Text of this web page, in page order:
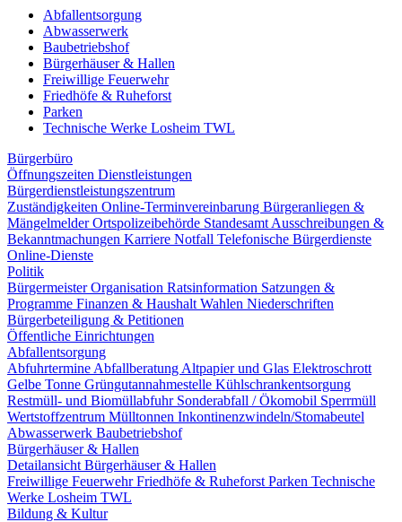
Abfallentsorgung
Abwasserwerk
Baubetriebshof
Bürgerhäuser & Hallen
Freiwillige Feuerwehr
Friedhöfe & Ruheforst
Parken
Technische Werke Losheim TWL
Bürgerbüro
Öffnungszeiten Dienstleistungen
Bürgerdienstleistungszentrum
Zuständigkeiten Online-Terminvereinbarung Bürgeranliegen &
MängelmelderOrtspolizeibehörde Standesamt Ausschreibungen &
Bekanntmachungen Karriere Notfall Telefonische Bürgerdienste
Online-Dienste
Politik
BürgermeisterOrganisation Ratsinformation Satzungen &
Programme Finanzen & Haushalt Wahlen Niederschriften
Bürgerbeteiligung & Petitionen
Öffentliche Einrichtungen
Abfallentsorgung
Abfuhrtermine Abfallberatung Altpapier und Glas Elektroschrott
Gelbe Tonne Grüngutannahmestelle Kühlschrankentsorgung
Restmüll- und Biomüllabfuhr Sonderabfall / Ökomobil Sperrmüll
Wertstoffzentrum Mülltonnen Inkontinenzwindeln/Stomabeutel
Abwasserwerk Baubetriebshof
Bürgerhäuser & Hallen
Detailansicht Bürgerhäuser & Hallen
Freiwillige FeuerwehrFriedhöfe & Ruheforst Parken Technische
Werke Losheim TWL
Bildung & Kultur